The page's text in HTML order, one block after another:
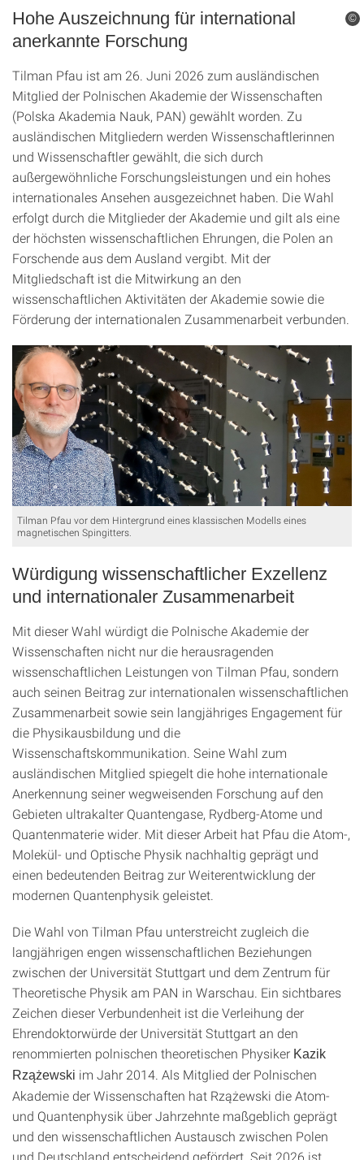
Hohe Auszeichnung für international
anerkannte Forschung
Tilman Pfau ist am 26. Juni 2026 zum ausländischen
Mitglied der Polnischen Akademie der Wissenschaften
(Polska Akademia Nauk, PAN) gewählt worden. Zu
ausländischen Mitgliedern werden Wissenschaftlerinnen
und Wissenschaftler gewählt, die sich durch
außergewöhnliche Forschungsleistungen und ein hohes
internationales Ansehen ausgezeichnet haben. Die Wahl
erfolgt durch die Mitglieder der Akademie und gilt als eine
der höchsten wissenschaftlichen Ehrungen, die Polen an
Forschende aus dem Ausland vergibt. Mit der
Mitgliedschaft ist die Mitwirkung an den
wissenschaftlichen Aktivitäten der Akademie sowie die
Förderung der internationalen Zusammenarbeit verbunden.
©
Tilman Pfau vor dem Hintergrund eines klassischen Modells eines
magnetischen Spingitters.
Würdigung wissenschaftlicher Exzellenz
und internationaler Zusammenarbeit
Mit dieser Wahl würdigt die Polnische Akademie der
Wissenschaften nicht nur die herausragenden
wissenschaftlichen Leistungen von Tilman Pfau, sondern
auch seinen Beitrag zur internationalen wissenschaftlichen
Zusammenarbeit sowie sein langjähriges Engagement für
die Physikausbildung und die
Wissenschaftskommunikation. Seine Wahl zum
ausländischen Mitglied spiegelt die hohe internationale
Anerkennung seiner wegweisenden Forschung auf den
Gebieten ultrakalter Quantengase, Rydberg-Atome und
Quantenmaterie wider. Mit dieser Arbeit hat Pfau die Atom-,
Molekül- und Optische Physik nachhaltig geprägt und
einen bedeutenden Beitrag zur Weiterentwicklung der
modernen Quantenphysik geleistet.
Die Wahl von Tilman Pfau unterstreicht zugleich die
langjährigen engen wissenschaftlichen Beziehungen
zwischen der Universität Stuttgart und dem Zentrum für
Theoretische Physik am PAN in Warschau. Ein sichtbares
Zeichen dieser Verbundenheit ist die Verleihung der
Ehrendoktorwürde der Universität Stuttgart an den
renommierten polnischen theoretischen Physiker Kazik
Rzążewski im Jahr 2014. Als Mitglied der Polnischen
Akademie der Wissenschaften hat Rzążewski die Atom-
und Quantenphysik über Jahrzehnte maßgeblich geprägt
und den wissenschaftlichen Austausch zwischen Polen
und Deutschland entscheidend gefördert. Seit 2026 ist